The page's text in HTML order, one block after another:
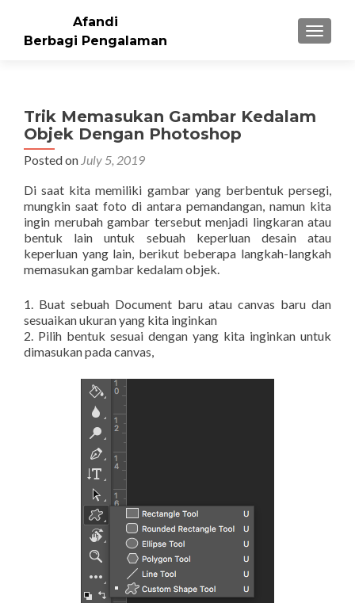
Afandi
Berbagi Pengalaman
Trik Memasukan Gambar Kedalam
Objek Dengan Photoshop
Posted on July 5, 2019
Di saat kita memiliki gambar yang berbentuk persegi,
mungkin saat foto di antara pemandangan, namun kita
ingin merubah gambar tersebut menjadi lingkaran atau
bentuk lain untuk sebuah keperluan desain atau
keperluan yang lain, berikut beberapa langkah-langkah
memasukan gambar kedalam objek.
1. Buat sebuah Document baru atau canvas baru dan
sesuaikan ukuran yang kita inginkan
2. Pilih bentuk sesuai dengan yang kita inginkan untuk
dimasukan pada canvas,